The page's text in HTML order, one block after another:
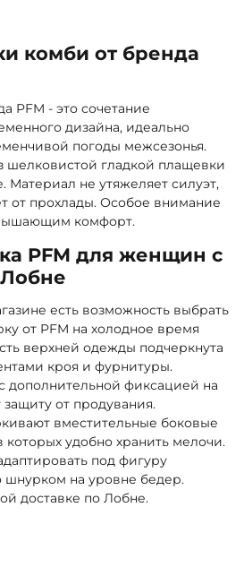
комби от бренда
PFM - это сочетание
дизайна, идеально
погоды межсезонья.
шелковистой гладкой плащевки
Материал не утяжеляет силуэт,
от прохлады. Особое внимание
комфорт.
PFM для женщин с
есть возможность выбрать
от PFM на холодное время
верхней одежды подчеркнута
кроя и фурнитуры.
дополнительной фиксацией на
от продувания.
вместительные боковые
удобно хранить мелочи.
под фигуру
шнурком на уровне бедер.
доставке по Лобне.